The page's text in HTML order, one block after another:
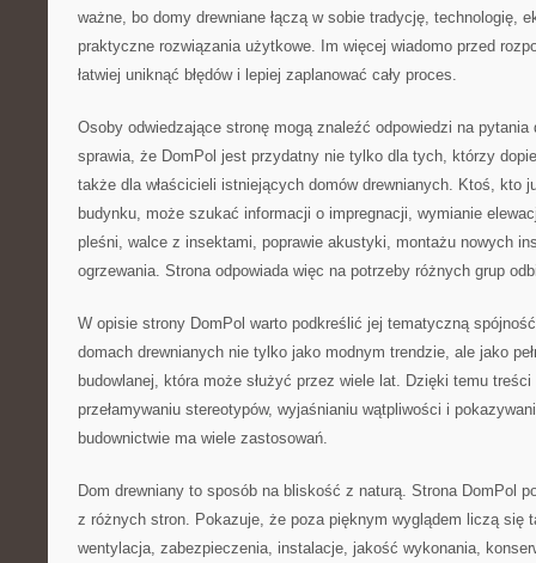
ważne, bo domy drewniane łączą w sobie tradycję, technologię,
praktyczne rozwiązania użytkowe. Im więcej wiadomo przed
łatwiej uniknąć błędów i lepiej zaplanować cały proces.
Osoby odwiedzające stronę mogą znaleźć odpowiedzi na
sprawia, że DomPol jest przydatny nie tylko dla tych, którzy
także dla właścicieli istniejących domów drewnianych. Ktoś, kto
budynku, może szukać informacji o impregnacji, wymianie
pleśni, walce z insektami, poprawie akustyki, montażu nowych
ogrzewania. Strona odpowiada więc na potrzeby różnych grup
W opisie strony DomPol warto podkreślić jej tematyczną
domach drewnianych nie tylko jako modnym trendzie, ale jako
budowlanej, która może służyć przez wiele lat. Dzięki temu
przełamywaniu stereotypów, wyjaśnianiu wątpliwości i
budownictwie ma wiele zastosowań.
Dom drewniany to sposób na bliskość z naturą. Strona DomPol
z różnych stron. Pokazuje, że poza pięknym wyglądem liczą się
wentylacja, zabezpieczenia, instalacje, jakość wykonania,